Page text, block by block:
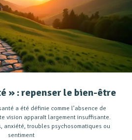
» : repenser le bien-être
a été définie comme l’absence de
vision apparaît largement insuffisante.
anxiété, troubles psychosomatiques ou
sentiment